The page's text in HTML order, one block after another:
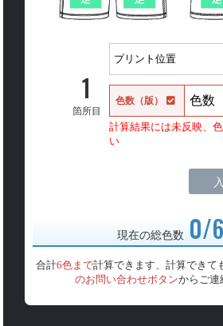
1
箇所目
色数（版）
計算結果には未反映、
い
現在の総色数 0/6
合計6色まで計算できます、計算できて
のお問い合わせボタンからご連